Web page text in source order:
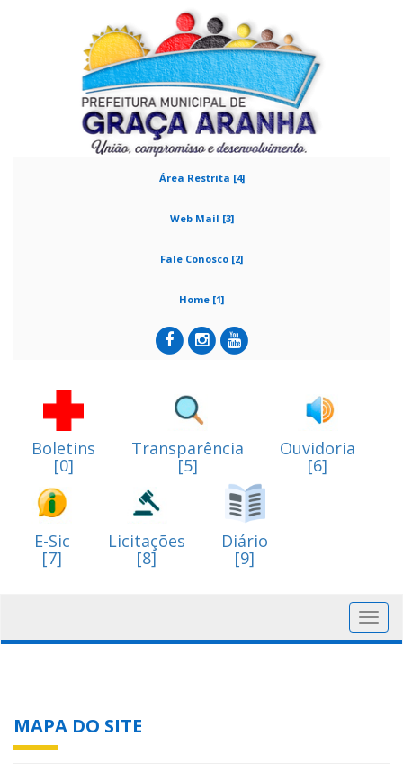
Área Restrita [4]
Web Mail [3]
Fale Conosco [2]
Home [1]
Boletins
[0]
Transparência
[5]
Ouvidoria
[6]
E-Sic
[7]
Licitações
[8]
Diário
[9]
MAPA DO SITE